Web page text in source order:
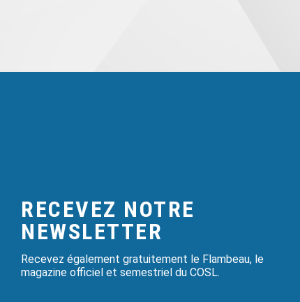
RECEVEZ NOTRE
NEWSLETTER
Recevez également gratuitement le Flambeau, le
magazine officiel et semestriel du COSL.